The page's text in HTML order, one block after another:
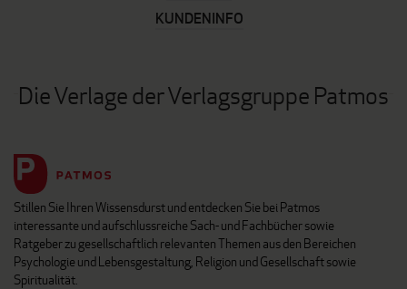
KUNDENINFO
Die Verlage der Verlagsgruppe Patmos
Stillen Sie Ihren Wissensdurst und entdecken Sie bei Patmos
interessante und aufschlussreiche Sach- und Fachbücher sowie
Ratgeber zu gesellschaftlich relevanten Themen aus den Bereichen
Psychologie und Lebensgestaltung, Religion und Gesellschaft sowie
Spiritualität.